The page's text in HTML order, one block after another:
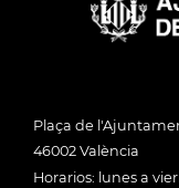
Plaça de
46002 València
Horarios: lunes a